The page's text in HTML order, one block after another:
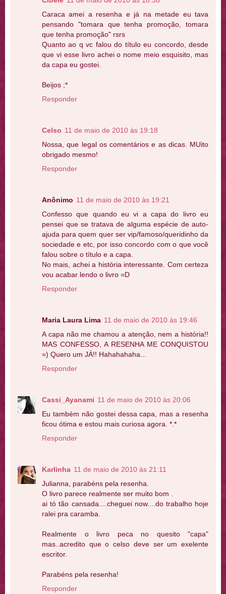
Caraca amei a resenha e já na metade eu tava
pensando "tomara que tenha promoção, tomara
que tenha promoção" rsrs
Quanto ao q vc falou do título eu concordo, desde
que vi esse livro achei o nome meio esquisito, mas
da capa eu gostei.
Beijos ;*
Responder
Celso 11 de maio de 2010 às 19:18
Nossa, que legal os comentários e as dicas. MUito
obrigado mesmo!
Responder
Anônimo 11 de maio de 2010 às 19:21
Confesso que quando eu vi a capa do livro eu
pensei que se tratava de alguma espécie de auto-
ajuda para quem quer ser vip/famoso/queridinho da
sociedade e etc, por isso concordo com o que você
falou sobre o título e a capa.
No mais, achei a história interessante. Com certeza
vou acabar lendo o livro =D
Responder
Maria Laura Lima 11 de maio de 2010 às 19:46
A capa não me chamou a atenção, nem a história!!
MAS CONFESSO, A RESENHA ME CONQUISTOU
=) Quero um JÁ!! Hahahahaha...
Responder
Cassi_Ayanami 11 de maio de 2010 às 20:06
Eu também não gostei dessa capa, mas a resenha
ficou ótima e estou mais curiosa agora. *.*
Responder
Karlinha 11 de maio de 2010 às 21:11
Julianna, parabéns pela resenha.
O livro parece realmente ser muito bom .
ai tó tão cansada....cheguei now....do trabalho hoje
ralei pra caramba.
Realmente o livro peca no quesito "capa"
mas..acredito que o celso deve ser um exelente
escritor.
Parabéns pela resenha!
Responder